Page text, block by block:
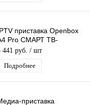
приставка Openbox
Pro СМАРТ ТВ-
4К
441 руб. / шт
Подробнее
приставка